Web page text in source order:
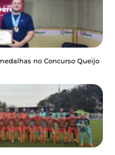
no Concurso Queijo